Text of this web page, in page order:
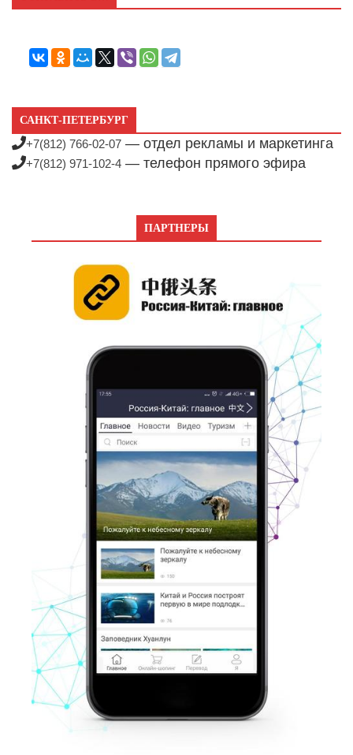
САНКТ-ПЕТЕРБУРГ
+7(812) 766-02-07 — отдел рекламы и маркетинга
+7(812) 971-102-4 — телефон прямого эфира
ПАРТНЕРЫ